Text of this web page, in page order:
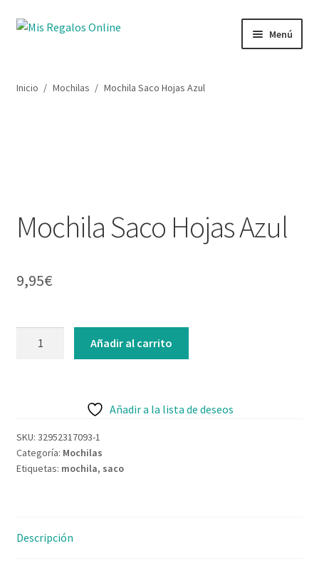
Menú
Novedades
Contacto
Inicio / Mochilas / Mochila Saco Hojas Azul
Mochila Saco Hojas Azul
9,95€
Añadir al carrito
Añadir a la lista de deseos
SKU: 32952317093-1
Categoría: Mochilas
Etiquetas: mochila, saco
Descripción